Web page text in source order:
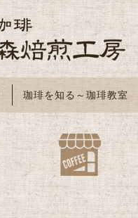
珈琲を知る～珈琲教室